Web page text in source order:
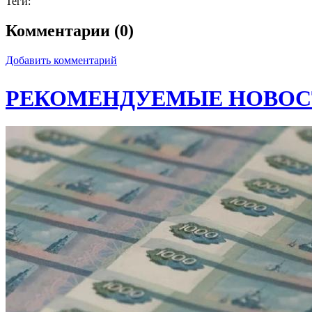
Комментарии (0)
Добавить комментарий
РЕКОМЕНДУЕМЫЕ